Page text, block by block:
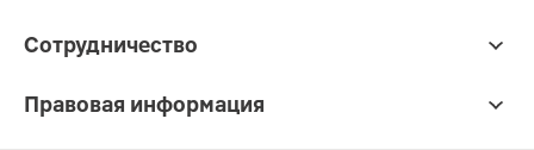
Сотрудничество
Правовая информация